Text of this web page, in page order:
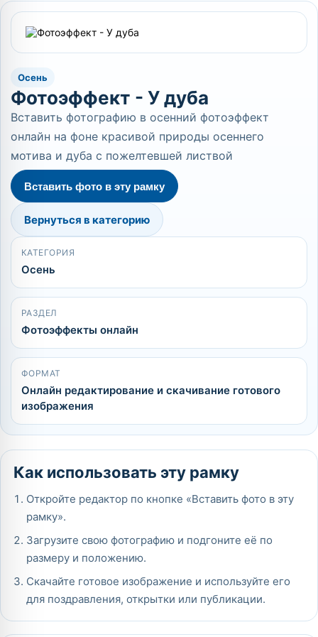
Осень
Фотоэффект - У дуба
Вставить фотографию в осенний фотоэффект
онлайн на фоне красивой природы осеннего
мотива и дуба с пожелтевшей листвой
Вставить фото в эту рамку
Вернуться в категорию
КАТЕГОРИЯ
Осень
РАЗДЕЛ
Фотоэффекты онлайн
ФОРМАТ
Онлайн редактирование и скачивание готового
изображения
Как использовать эту рамку
Откройте редактор по кнопке «Вставить фото в эту
рамку».
Загрузите свою фотографию и подгоните её по
размеру и положению.
Скачайте готовое изображение и используйте его
для поздравления, открытки или публикации.